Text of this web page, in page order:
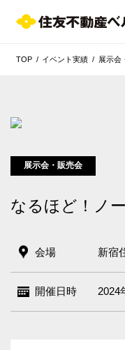
TOP イベント実績 展示会
展示会・販売会
なるほど！ノ
会場 新宿
開催日時 2024